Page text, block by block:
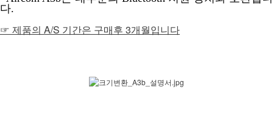
다.
☞ 제품의 A/S 기간은 구매후 3개월입니다